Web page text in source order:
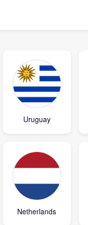
Uruguay
Netherlands